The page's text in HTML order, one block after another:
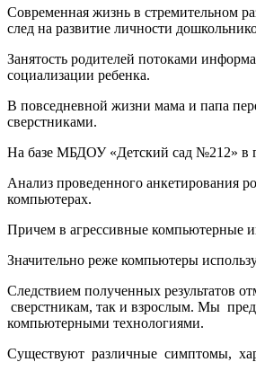
Современная жизнь в стремительном
след на развитие личности
Занятость родителей потоками
социализации ребенка.
В повседневной жизни мама и папа
сверстниками.
На базе МБДОУ «Детский сад №212» в
Анализ проведенного анкетирования
компьютерах.
Причем в агрессивные компьютерные
Значительно реже компьютеры
Следствием полученных результатов
сверстникам, так и взрослым. Мы
компьютерными технологиями.
Существуют различные симптомы,